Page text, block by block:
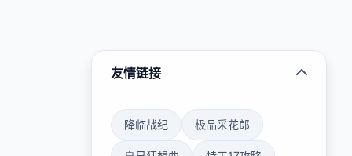
友情链接
降临战纪 极品采花郎